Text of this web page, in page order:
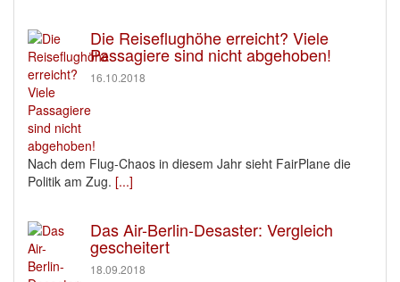
Die Reiseflughöhe erreicht? Viele
Passagiere sind nicht abgehoben!
16.10.2018
Nach dem Flug-Chaos in diesem Jahr sieht FairPlane die
Politik am Zug. [...]
Das Air-Berlin-Desaster: Vergleich
gescheitert
18.09.2018